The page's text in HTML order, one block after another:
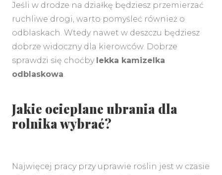
Jeśli w drodze na działkę będziesz przemierzać
ruchliwe drogi, warto pomyśleć również o
odblaskach. Wtedy nawet w deszczu będziesz
dobrze widoczny dla kierowców. Dobrze
sprawdzi się choćby lekka kamizelka
odblaskowa.
Jakie ocieplane ubrania dla
rolnika wybrać?
Najwięcej pracy przy uprawie roślin jest w czasie